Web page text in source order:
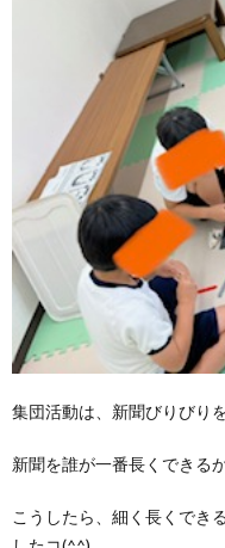
集団活動は、新聞びりびり
新聞を誰が一番長くできる
こうしたら、細く長くでき